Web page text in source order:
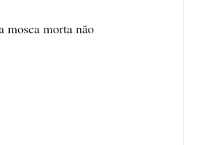
mosca morta não